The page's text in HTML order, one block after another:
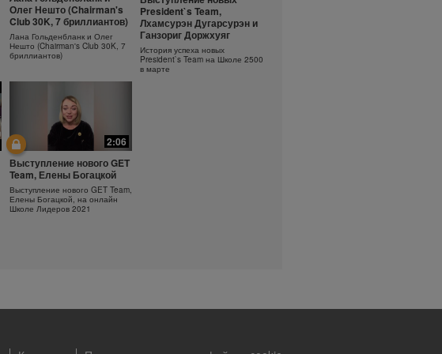
Как поддерживать
молодость кожи?
Антивозрастная сыворотка
Herbalife SKIN
Основы очищения кожи
Узнайте больше об уходе за
кожей!
Олег Нешто (Chairman's
Club 30K, 7 бриллиантов)
Лана Гольденбланк и Олег
Нешто (Chairman's Club 30K, 7
бриллиантов)
President`s Team,
Лхамсурэн Дугарсурэн и
Ганзориг Доржхуяг
История успеха новых
President`s Team на Школе 2500
в марте
2:06
Выступление нового GET
Team, Елены Богацкой
Выступление нового GET Team,
Елены Богацкой, на онлайн
Школе Лидеров 2021